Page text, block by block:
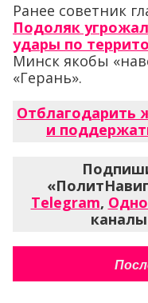
Ранее советник
Подоляк
удары по
Минск якобы
«Герань».
Отблагодарить
и
Telegram,
каналы